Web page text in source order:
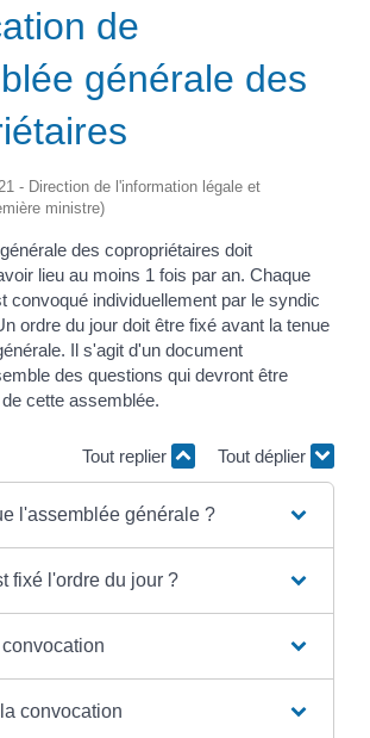
de
générale des
- Direction de l'information légale et
ministre)
des copropriétaires doit
lieu au moins 1 fois par an. Chaque
convoqué individuellement par le syndic
ordre du jour doit être fixé avant la tenue
Il s'agit d'un document
des questions qui devront être
cette assemblée.
Tout replier Tout déplier
l'assemblée générale ?
fixé l'ordre du jour ?
convocation